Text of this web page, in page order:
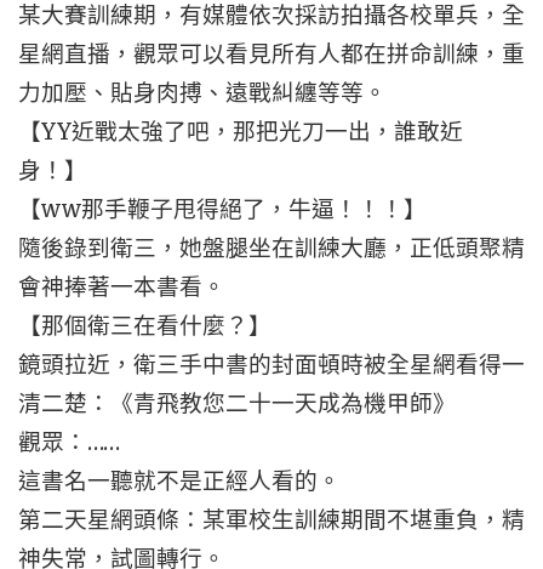
某大賽訓練期，有媒體依次採訪拍攝各校單兵，全
星網直播，觀眾可以看見所有人都在拼命訓練，重
力加壓、貼身肉搏、遠戰糾纏等等。
【YY近戰太強了吧，那把光刀一出，誰敢近
身！】
【ww那手鞭子甩得絕了，牛逼！！！】
隨後錄到衛三，她盤腿坐在訓練大廳，正低頭聚精
會神捧著一本書看。
【那個衛三在看什麼？】
鏡頭拉近，衛三手中書的封面頓時被全星網看得一
清二楚：《青飛教您二十一天成為機甲師》
觀眾：……
這書名一聽就不是正經人看的。
第二天星網頭條：某軍校生訓練期間不堪重負，精
神失常，試圖轉行。